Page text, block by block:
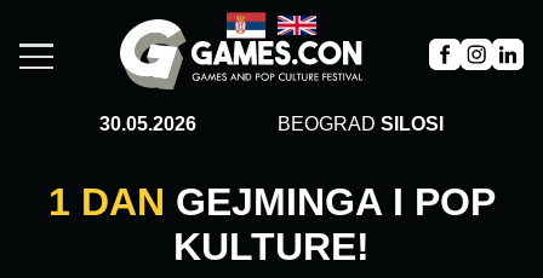
30.05.2026 BEOGRAD SILOSI
1 DAN GEJMINGA I POP
KULTURE!